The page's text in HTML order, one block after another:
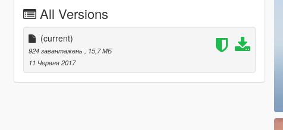
All Versions
(current)
924 завантажень
, 15,7 МБ
11 Червня 2017